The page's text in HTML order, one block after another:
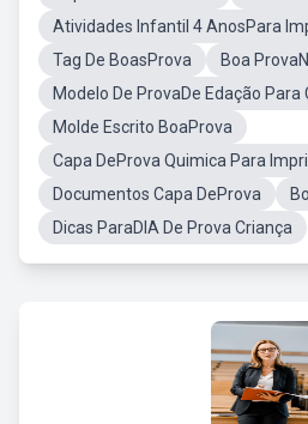
Atividades Infantil 4 AnosPara
Tag De BoasProva
Boa
Modelo De ProvaDe Edação Para
Molde Escrito BoaProva
Capa DeProva Quimica Para
Documentos Capa DeProva
Dicas ParaDIA De Prova Criança